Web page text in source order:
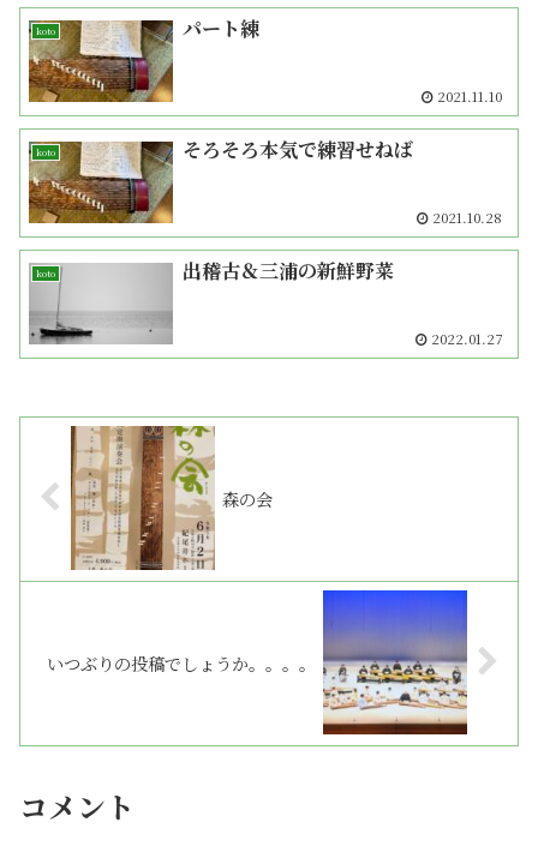
koto パート練
2021.11.10
koto そろそろ本気で練習せねば
2021.10.28
koto 出稽古＆三浦の新鮮野菜
2022.01.27
森の会
いつぶりの投稿でしょうか。。。。
コメント